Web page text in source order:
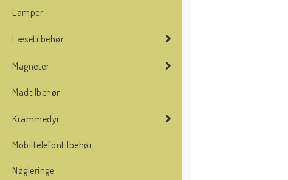
Lamper
Læsetilbehør
Magneter
Madtilbehør
Krammedyr
Mobiltelefontilbehør
Nøgleringe